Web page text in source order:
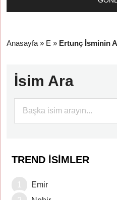
Anasayfa » E » Ertunç İsminin
İsim Ara
TREND İSIMLER
Emir